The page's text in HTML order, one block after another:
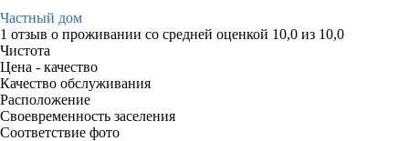
Частный дом
1 отзыв о проживании со средней оценкой 10,0 из 10,0
Чистота
Цена - качество
Качество обслуживания
Расположение
Своевременность заселения
Соответствие фото